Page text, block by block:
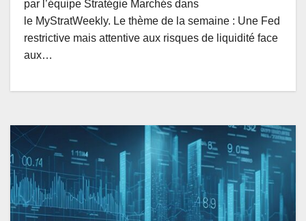
par l’équipe Stratégie Marchés dans
le MyStratWeekly. Le thème de la semaine : Une Fed
restrictive mais attentive aux risques de liquidité face
aux…